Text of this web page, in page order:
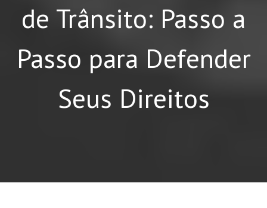
de Trânsito: Passo a
Passo para Defender
Seus Direitos